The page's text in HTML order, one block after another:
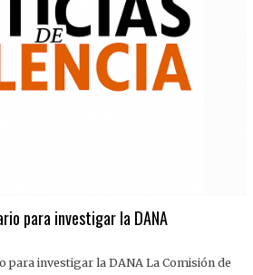
para investigar la DANA
para investigar la DANA La Comisión de